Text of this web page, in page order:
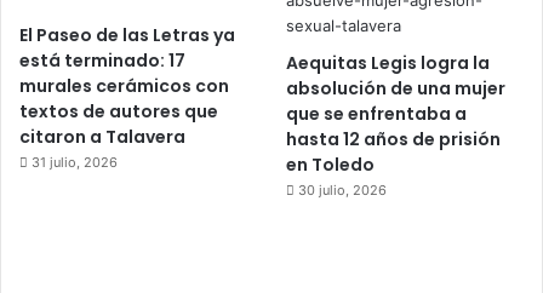
El Paseo de las Letras ya
está terminado: 17
murales cerámicos con
textos de autores que
citaron a Talavera
31 julio, 2026
Aequitas Legis logra la
absolución de una mujer
que se enfrentaba a
hasta 12 años de prisión
en Toledo
30 julio, 2026